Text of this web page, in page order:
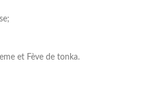
et Fève de tonka.